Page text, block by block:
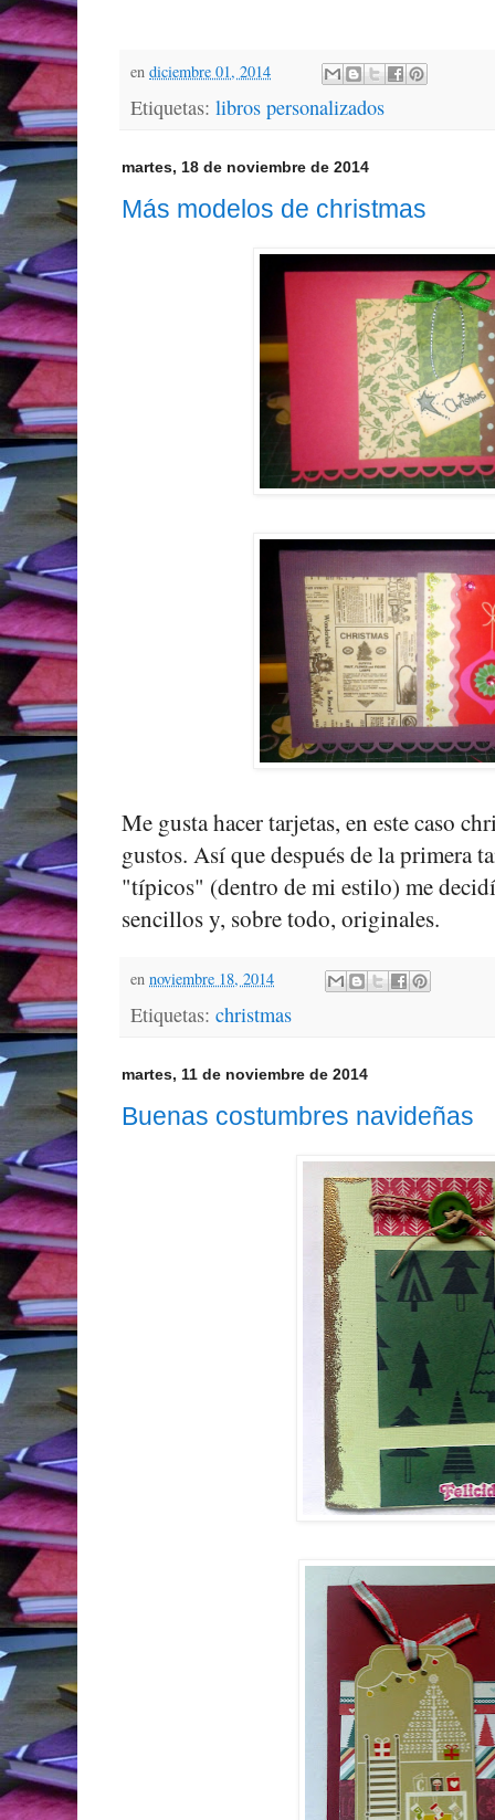
en diciembre 01, 2014
Etiquetas: libros personalizados
martes, 18 de noviembre de 2014
Más modelos de christmas
Me gusta hacer tarjetas, en este caso
gustos. Así que después de la primera
"típicos" (dentro de mi estilo) me
sencillos y, sobre todo, originales.
en noviembre 18, 2014
Etiquetas: christmas
martes, 11 de noviembre de 2014
Buenas costumbres navideñas